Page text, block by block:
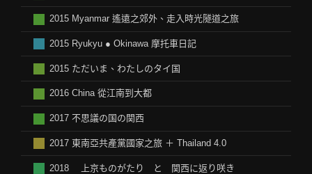
2015 Myanmar 遙遠之郊外、走入時光隧道之旅
2015 Ryukyu ● Okinawa 摩托車日記
2015 ただいま、わたしのタイ国
2016 China 從江南到大都
2017 不思議の国の関西
2017 東南亞共產黨國家之旅 ＋ Thailand 4.0
2018 上京ものがたり と 関西に返り咲き